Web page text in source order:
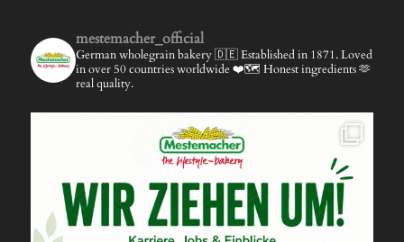
mestemacher_official
German wholegrain bakery 🇩🇪Established in 1871.Loved
in over 50 countries worldwide ❤️🗺️ Honest ingredients 🫶
real quality.